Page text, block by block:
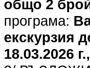
общо 2
програма:
екскурзия
18.03.2026